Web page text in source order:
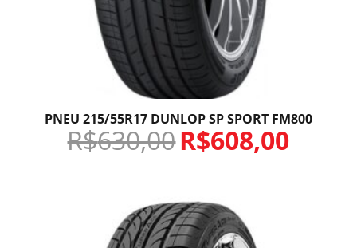
PNEU 215/55R17 DUNLOP SP SPORT FM800
R$630,00R$608,00